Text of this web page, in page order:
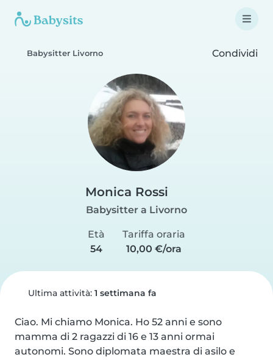
Babysitter Livorno Condividi
Monica Rossi
Babysitter a Livorno
Età
54
Tariffa oraria
10,00 €/ora
Ultima attività: 1 settimana fa
Ciao. Mi chiamo Monica. Ho 52 anni e sono
mamma di 2 ragazzi di 16 e 13 anni ormai
autonomi. Sono diplomata maestra di asilo e